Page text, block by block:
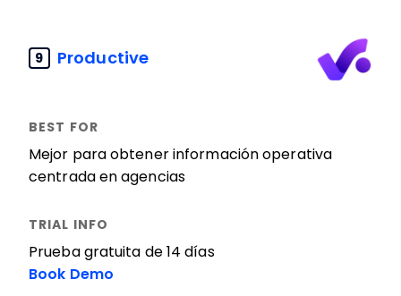
9 Productive
Mejor para obtener información operativa
centrada en agencias
Prueba gratuita de 14 días
Book Demo